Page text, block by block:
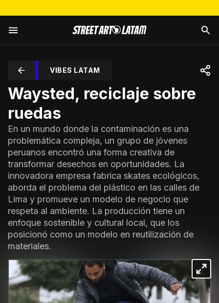
VIBES LATAM
Waysted, reciclaje sobre
ruedas
En un mundo donde la contaminación es una
problemática compleja, un grupo de jóvenes
peruanos encontró una forma creativa de
transformar desechos en oportunidades. La
innovadora empresa fabrica skates ecológicos,
aborda el problema del plástico en las calles de
Lima y promueve un modelo de negocio que
respeta al ambiente. La producción tiene un
enfoque sostenible y cultural local, que los
posicionó como un modelo en reutilización de
materiales.